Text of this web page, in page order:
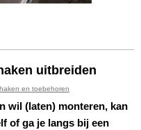
uitbreiden
en toebehoren
wil (laten) monteren, kan
of ga je langs bij een